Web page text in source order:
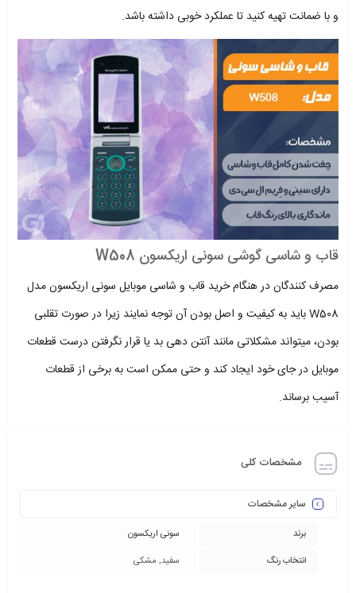
و با ضمانت تهیه کنید تا عملکرد خوبی داشته باشد.
قاب و شاسی گوشی سونی اریکسون W508
مصرف کنندگان در هنگام خرید قاب و شاسی موبایل سونی اریکسون مدل
W508 باید به کیفیت و اصل بودن آن توجه نمایند زیرا در صورت تقلبی
بودن، میتواند مشکلاتی مانند آنتن دهی بد یا قرار نگرفتن درست قطعات
موبایل در جای خود ایجاد کند و حتی ممکن است به برخی از قطعات
آسیب برساند.
مشخصات کلی
سایر مشخصات
برند
سونی اریکسون
انتخاب رنگ
سفید, مشکی